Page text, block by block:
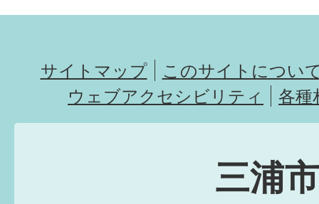
サイトマップ
このサイトについ
ウェブアクセシビリティ
各種
三浦市